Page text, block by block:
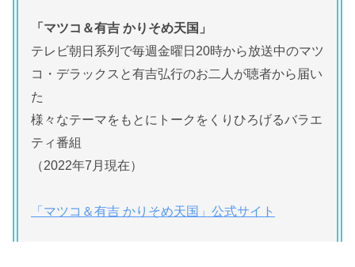
「マツコ＆有吉 かりそめ天国」
テレビ朝日系列で毎週金曜日20時から放送中のマツ
コ・デラックスと有吉弘行のお二人が聴者から届い
た
様々なテーマをもとにトークをくりひろげるバラエ
ティ番組
（2022年7月現在）
「マツコ＆有吉 かりそめ天国」公式サイト